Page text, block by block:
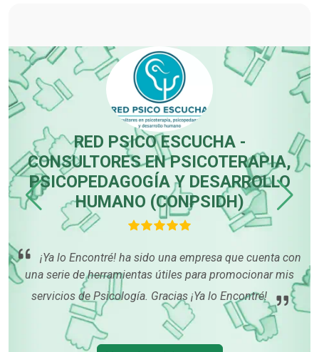
RED PSICO ESCUCHA -
CONSULTORES EN PSICOTERAPIA,
PSICOPEDAGOGÍA Y DESARROLLO
HUMANO (CONPSIDH)
¡Ya lo Encontré! ha sido una empresa que cuenta con
una serie de herramientas útiles para promocionar mis
servicios de Psicología. Gracias ¡Ya lo Encontré!